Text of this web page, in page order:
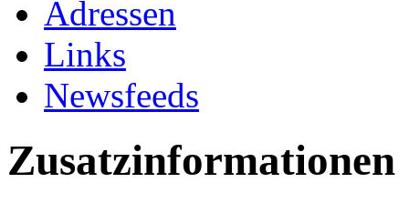
Adressen
Links
Newsfeeds
Zusatzinformationen